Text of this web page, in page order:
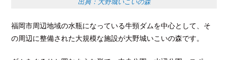
福岡市周辺地域の水瓶になっている牛頸ダムを中心として、そ
の周辺に整備された大規模な施設が大野城いこいの森です。